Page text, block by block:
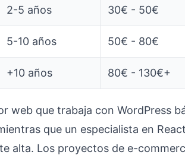
2-5 años 30€ - 50€
5-10 años 50€ - 80€
+10 años 80€ - 130€+
web que trabaja con WordPress
que un especialista en
alta. Los proyectos de e-